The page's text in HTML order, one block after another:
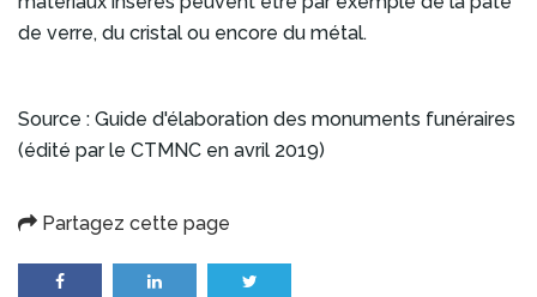
de verre, du cristal ou encore du métal.
Source : Guide d'élaboration des monuments funéraires
(édité par le CTMNC en avril 2019)
Partagez cette page